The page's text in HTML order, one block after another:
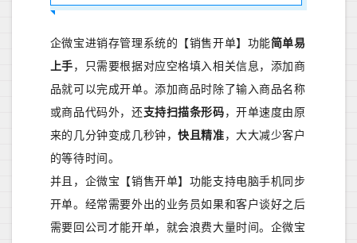
企微宝进销存管理系统的【销售开单】功能简单易
上手，只需要根据对应空格填入相关信息，添加商
品就可以完成开单。添加商品时除了输入商品名称
或商品代码外，还支持扫描条形码，开单速度由原
来的几分钟变成几秒钟，快且精准，大大减少客户
的等待时间。
并且，企微宝【销售开单】功能支持电脑手机同步
开单。经常需要外出的业务员如果和客户谈好之后
需要回公司才能开单，就会浪费大量时间。企微宝